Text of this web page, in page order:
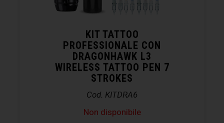
KIT TATTOO
PROFESSIONALE CON
DRAGONHAWK L3
WIRELESS TATTOO PEN 7
STROKES
Cod. KITDRA6
Non disponibile